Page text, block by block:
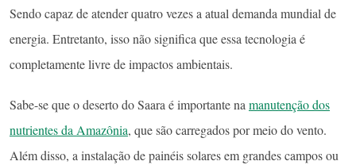
Sendo capaz de atender quatro vezes a atual demanda mundial de
energia. Entretanto, isso não significa que essa tecnologia é
completamente livre de impactos ambientais.
Sabe-se que o deserto do Saara é importante namanutenção dos
nutrientes da Amazônia, que são carregados por meio do vento.
Além disso, a instalação de painéis solares em grandes campos ou